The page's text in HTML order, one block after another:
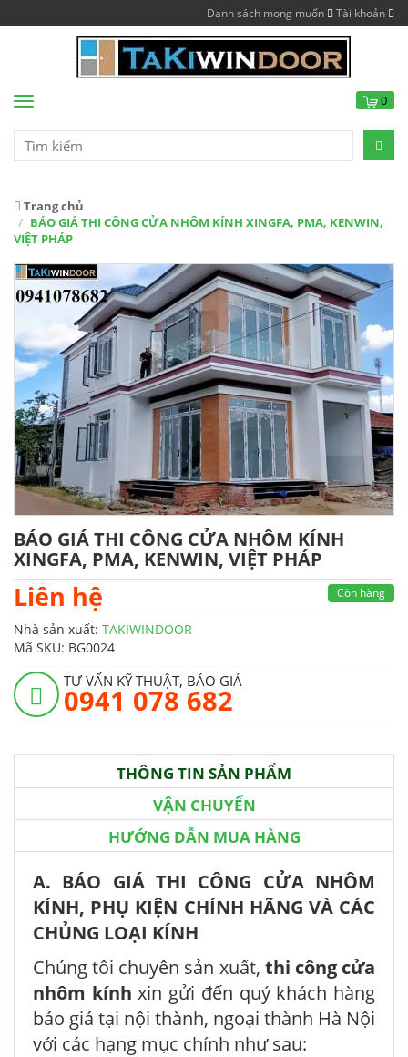
Danh sách mong muốn Tài khoản
Menu 0
Trang chủ
BÁO GIÁ THI CÔNG CỬA NHÔM KÍNH XINGFA, PMA, KENWIN,
VIỆT PHÁP
BÁO GIÁ THI CÔNG CỬA NHÔM KÍNH
XINGFA, PMA, KENWIN, VIỆT PHÁP
Liên hệ Còn hàng
Nhà sản xuất: TAKIWINDOOR
Mã SKU: BG0024
TƯ VẤN KỸ THUẬT, BÁO GIÁ
0941 078 682
THÔNG TIN SẢN PHẨM
VẬN CHUYỂN
HƯỚNG DẪN MUA HÀNG
A. BÁO GIÁ THI CÔNG CỬA NHÔM
KÍNH, PHỤ KIỆN CHÍNH HÃNG VÀ CÁC
CHỦNG LOẠI KÍNH
Chúng tôi chuyên sản xuất, thi công cửa
nhôm kínhxin gửi đến quý khách hàng
báo giá tại nội thành, ngoại thành Hà Nội
với các hạng mục chính như sau: